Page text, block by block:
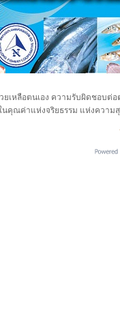
หลือตนเอง ความรับผิดชอบต่อ
คุณค่าแห่งจริยธรรม แห่งความ